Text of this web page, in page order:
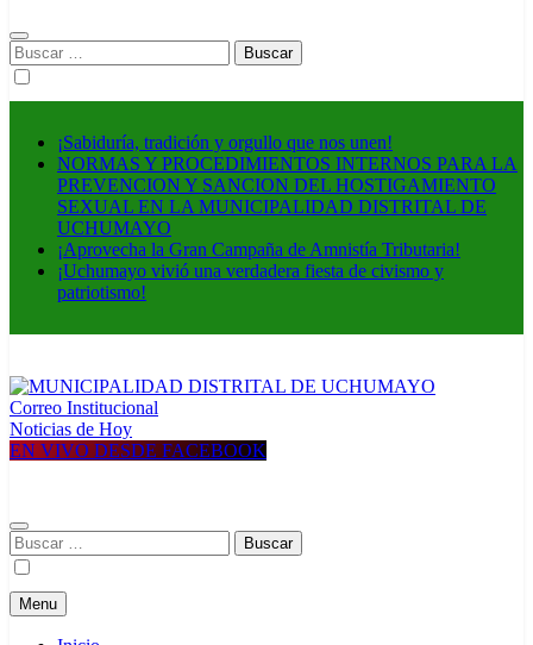
Buscar:
¡Sabiduría, tradición y orgullo que nos unen!
NORMAS Y PROCEDIMIENTOS INTERNOS PARA LA
PREVENCION Y SANCION DEL HOSTIGAMIENTO
SEXUAL EN LA MUNICIPALIDAD DISTRITAL DE
UCHUMAYO
¡Aprovecha la Gran Campaña de Amnistía Tributaria!
¡Uchumayo vivió una verdadera fiesta de civismo y
patriotismo!
MUNICIPALIDAD DISTRITAL DE UCHUMAYO
Construyendo una nueva Historia
Correo Institucional
Noticias de Hoy
EN VIVO DESDE FACEBOOK
Buscar:
Menu